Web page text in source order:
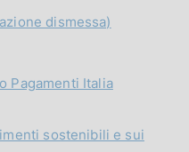
dismessa)
Pagamenti Italia
sostenibili e sui